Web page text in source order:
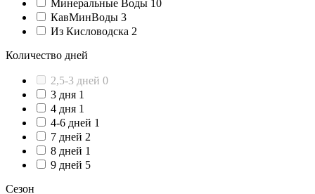
Минеральные Воды 10
КавМинВоды 3
Из Кисловодска 2
Количество дней
2,5-3 дней 0
3 дня 1
4 дня 1
4-6 дней 1
7 дней 2
8 дней 1
9 дней 5
Сезон